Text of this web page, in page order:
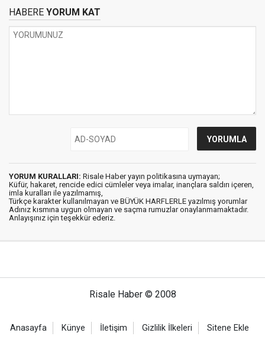
HABERE YORUM KAT
YORUM KURALLARI: Risale Haber yayın politikasına uymayan;
Küfür, hakaret, rencide edici cümleler veya imalar, inançlara saldırı içeren,
imla kuralları ile yazılmamış,
Türkçe karakter kullanılmayan ve BÜYÜK HARFLERLE yazılmış yorumlar
Adınız kısmına uygun olmayan ve saçma rumuzlar onaylanmamaktadır.
Anlayışınız için teşekkür ederiz.
Risale Haber © 2008
Anasayfa Künye İletişim Gizlilik İlkeleri Sitene Ekle